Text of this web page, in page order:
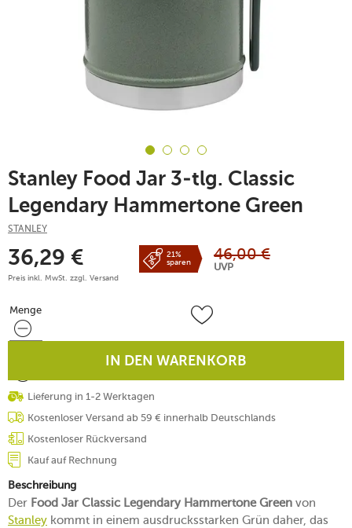
Stanley Food Jar 3-tlg. Classic
Legendary Hammertone Green
STANLEY
36,29 €
Preis inkl. MwSt. zzgl. Versand
21%
sparen
46,00 €
UVP
Menge
Menge
IN DEN WARENKORB
Lieferung in 1-2 Werktagen
Kostenloser Versand ab 59 € innerhalb Deutschlands
Kostenloser Rückversand
Kauf auf Rechnung
Beschreibung
Der Food Jar Classic Legendary Hammertone Green von
Stanley kommt in einem ausdrucksstarken Grün daher, das